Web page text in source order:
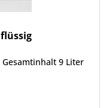
Gesamtinhalt 9 Liter